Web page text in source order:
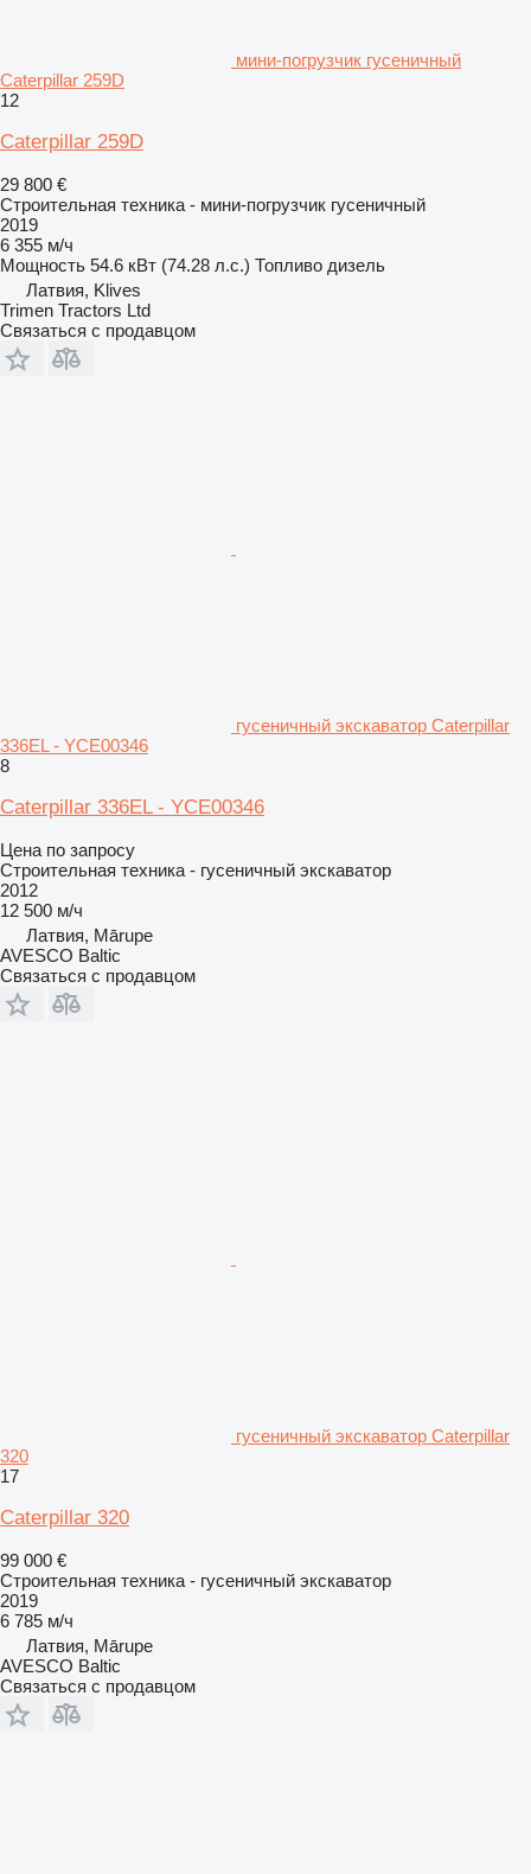
мини-погрузчик гусеничный
Caterpillar 259D
12
Caterpillar 259D
29 800 €
Строительная техника - мини-погрузчик гусеничный
2019
6 355 м/ч
Мощность 54.6 кВт (74.28 л.с.) Топливо дизель
Латвия, Klives
Trimen Tractors Ltd
Связаться с продавцом
гусеничный экскаватор Caterpillar
336EL - YCE00346
8
Caterpillar 336EL - YCE00346
Цена по запросу
Строительная техника - гусеничный экскаватор
2012
12 500 м/ч
Латвия, Mārupe
AVESCO Baltic
Связаться с продавцом
гусеничный экскаватор Caterpillar
320
17
Caterpillar 320
99 000 €
Строительная техника - гусеничный экскаватор
2019
6 785 м/ч
Латвия, Mārupe
AVESCO Baltic
Связаться с продавцом